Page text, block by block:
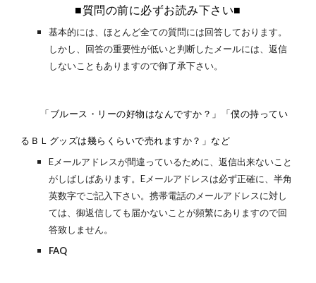
■質問の前に必ずお読み下さい■
基本的には、ほとんど全ての質問には回答しております。
しかし、回答の重要性が低いと判断したメールには、返信
しないこともありますので御了承下さい。
「ブルース・リーの好物はなんですか？」「僕の持ってい
るＢＬグッズは幾らくらいで売れますか？」など
Eメールアドレスが間違っているために、返信出来ないこと
がしばしばあります。Eメールアドレスは必ず正確に、半角
英数字でご記入下さい。携帯電話のメールアドレスに対し
ては、御返信しても届かないことが頻繁にありますので回
答致しません。
FAQ